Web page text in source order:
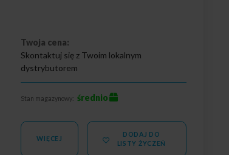
Twoja cena:
Skontaktuj się z Twoim lokalnym
dystrybutorem
Stan magazynowy: średnio
WIĘCEJ
DODAJ DO
LISTY ŻYCZEŃ